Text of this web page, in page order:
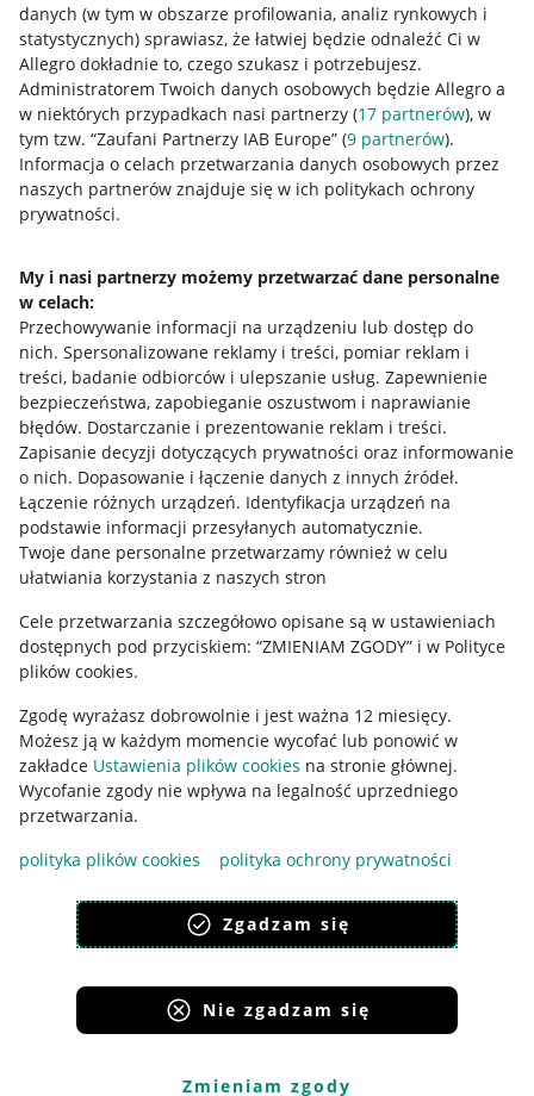
danych (w tym w obszarze profilowania, analiz rynkowych i
statystycznych) sprawiasz, że łatwiej będzie odnaleźć Ci w
Allegro dokładnie to, czego szukasz i potrzebujesz.
Administratorem Twoich danych osobowych będzie Allegro a
w niektórych przypadkach nasi partnerzy (17 partnerów), w
tym tzw. “Zaufani Partnerzy IAB Europe” (9 partnerów).
Informacja o celach przetwarzania danych osobowych przez
naszych partnerów znajduje się w ich politykach ochrony
prywatności.
My i nasi partnerzy możemy przetwarzać dane personalne
w celach:
Przechowywanie informacji na urządzeniu lub dostęp do
nich. Spersonalizowane reklamy i treści, pomiar reklam i
treści, badanie odbiorców i ulepszanie usług. Zapewnienie
bezpieczeństwa, zapobieganie oszustwom i naprawianie
błędów. Dostarczanie i prezentowanie reklam i treści.
Zapisanie decyzji dotyczących prywatności oraz informowanie
o nich. Dopasowanie i łączenie danych z innych źródeł.
Łączenie różnych urządzeń. Identyfikacja urządzeń na
podstawie informacji przesyłanych automatycznie.
Twoje dane personalne przetwarzamy również w celu
ułatwiania korzystania z naszych stron
Cele przetwarzania szczegółowo opisane są w ustawieniach
dostępnych pod przyciskiem: “ZMIENIAM ZGODY” i w Polityce
plików cookies.
Zgodę wyrażasz dobrowolnie i jest ważna 12 miesięcy.
Możesz ją w każdym momencie wycofać lub ponowić w
zakładce Ustawienia plików cookies na stronie głównej.
Wycofanie zgody nie wpływa na legalność uprzedniego
przetwarzania.
polityka plików cookies
polityka ochrony prywatności
Zgadzam się
Nie zgadzam się
Zmieniam zgody
Przydatne informacje
Jak to działa
Allegro Gadane dla sprzedających
Allegro Gadane dla kupujących
Mapa miejscowości
Informacje prawne
Regulamin
Polityka plików "cookies"
Ustawienia plików "cookies"
Udostępnianie lokalizacji
Informacje dla Aktu o Usługach Cyfrowych
Pobierz aplikację
Korzystanie z serwisu oznacza akceptacjęregulaminu